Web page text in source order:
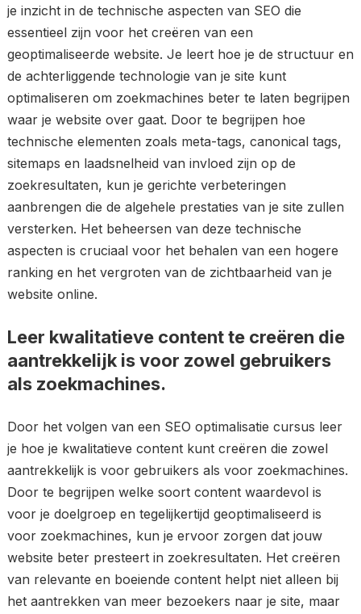
je inzicht in de technische aspecten van SEO die
essentieel zijn voor het creëren van een
geoptimaliseerde website. Je leert hoe je de structuur en
de achterliggende technologie van je site kunt
optimaliseren om zoekmachines beter te laten begrijpen
waar je website over gaat. Door te begrijpen hoe
technische elementen zoals meta-tags, canonical tags,
sitemaps en laadsnelheid van invloed zijn op de
zoekresultaten, kun je gerichte verbeteringen
aanbrengen die de algehele prestaties van je site zullen
versterken. Het beheersen van deze technische
aspecten is cruciaal voor het behalen van een hogere
ranking en het vergroten van de zichtbaarheid van je
website online.
Leer kwalitatieve content te creëren die
aantrekkelijk is voor zowel gebruikers
als zoekmachines.
Door het volgen van een SEO optimalisatie cursus leer
je hoe je kwalitatieve content kunt creëren die zowel
aantrekkelijk is voor gebruikers als voor zoekmachines.
Door te begrijpen welke soort content waardevol is
voor je doelgroep en tegelijkertijd geoptimaliseerd is
voor zoekmachines, kun je ervoor zorgen dat jouw
website beter presteert in zoekresultaten. Het creëren
van relevante en boeiende content helpt niet alleen bij
het aantrekken van meer bezoekers naar je site, maar